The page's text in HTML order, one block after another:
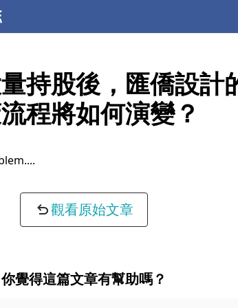
持股後，匯僑設計
程將如何演變？
觀看原始文章
你覺得這篇文章有幫助嗎？